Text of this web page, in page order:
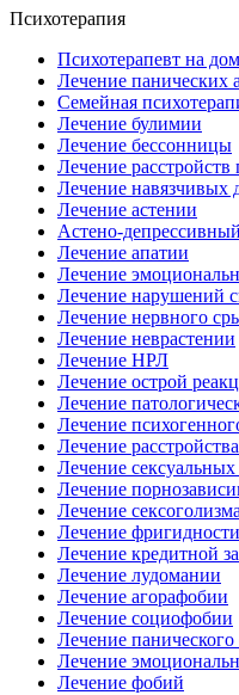
Психотерапия
Психотерапевт на дом
Лечение панических
Семейная
Лечение булимии
Лечение бессонницы
Лечение
Лечение навязчивых
Лечение астении
Астено-
Лечение апатии
Лечение
Лечение нарушений
Лечение нервного
Лечение неврастении
Лечение НРЛ
Лечение острой
Лечение
Лечение
Лечение
Лечение сексуальных
Лечение
Лечение сексоголизма
Лечение фригидности
Лечение кредитной
Лечение лудомании
Лечение агорафобии
Лечение социофобии
Лечение панического
Лечение
Лечение фобий